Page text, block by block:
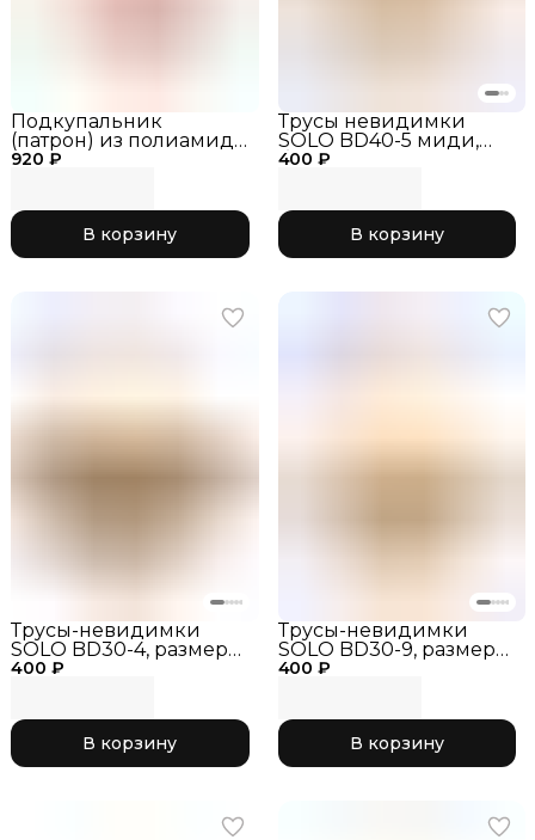
920 ₽
Подкупальник
(патрон) из полиамида
на силиконовых
В корзину
400 ₽
Трусы невидимки
SOLO BD40-5 миди,
бежевые, размер_26
В корзину
400 ₽
Трусы-невидимки
SOLO BD30-4, размер
26, мини, загар, трусы-
купальник
В корзину
400 ₽
Трусы-невидимки
SOLO BD30-9, размер
26, мини, загар, трусы-
купальник
В корзину